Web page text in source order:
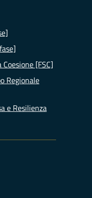
[FSC]
Regionale
e Resilienza